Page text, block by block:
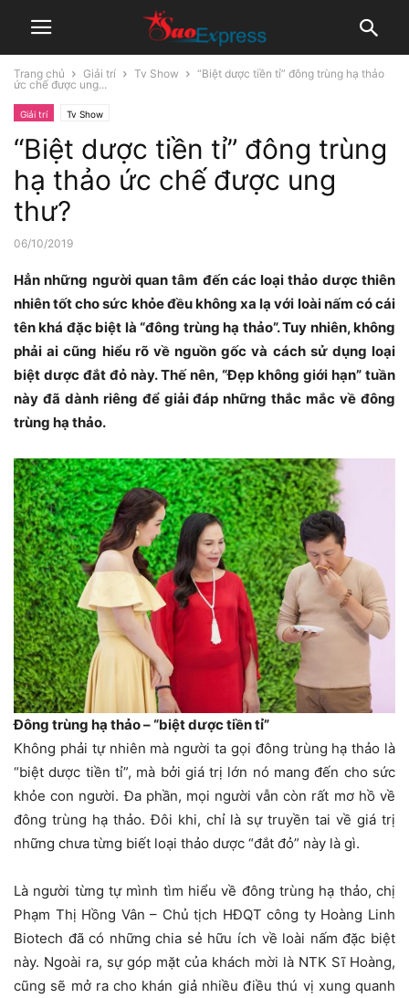
Trang chủ Giải trí Tv Show
“Biệt dược tiền tỉ” đông trùng hạ thảo
ức chế được ung...
Giải trí Tv Show
“Biệt dược tiền tỉ” đông trùng
hạ thảo ức chế được ung
thư?
06/10/2019
Hẳn những người quan tâm đến các loại thảo dược thiên
nhiên tốt cho sức khỏe đều khôngxa lạ với loài nấm có cái
tên khá đặc biệt là “đông trùng hạ thảo”. Tuy nhiên, không
phải aicũng hiểu rõ về nguồn gốc và cách sử dụng loại
biệt dược đắt đỏ này. Thế nên, “Đẹp không giới hạn” tuần
này đã dành riêng để giải đáp những thắc mắc về đông
trùng hạ thảo.
Đông trùng hạ thảo – “biệt dược tiền tỉ”
Không phải tự nhiên mà người ta gọi đông trùng hạ thảo là
“biệt dược tiền tỉ”, mà bởi giá trị lớn nó mang đến cho sức
khỏe con người. Đa phần, mọi người vẫn còn rất mơ hồ về
đông trùng hạ thảo. Đôi khi, chỉ là sự truyền tai về giá trị
những chưa từng biết loại thảo dược “đắt đỏ” này là gì.
Là người từng tự mình tìm hiểu về đông trùng hạ thảo, chị
Phạm Thị Hồng Vân – Chủ tịch HĐQT công ty Hoàng Linh
Biotech đã có những chia sẻ hữu ích về loài nấm đặc biệt
này. Ngoài ra, sự góp mặt của khách mời là NTK Sĩ Hoàng,
cũng sẽ mở ra cho khán giả nhiều điều thú vị xung quanh